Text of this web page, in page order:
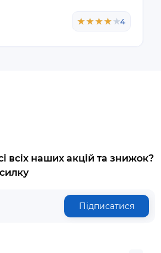
★★★★★
★★★★★4
всіх наших акцій та знижок?
Підписатися